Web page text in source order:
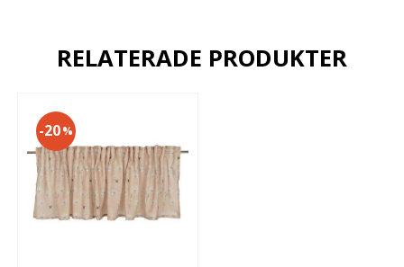
RELATERADE PRODUKTER
20%